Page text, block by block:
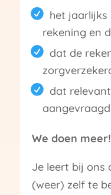
het jaarlijks
rekening en
dat de
dat
We doen meer!
Je leert bij ons
(weer) zelf te